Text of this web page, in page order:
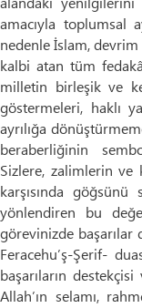
amacıyla toplumsal
nedenle İslam, devrim
kalbi atan tüm
milletin birleşik ve
göstermeleri, haklı
ayrılığa
beraberliğinin
Sizlere, zalimlerin ve
karşısında
yönlendiren bu
görevinizde
Feracehu’ş-Şerif-
başarıların
Allah’ın selamı,